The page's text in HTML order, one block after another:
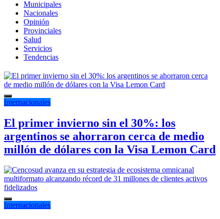
Municipales
Nacionales
Opinión
Provinciales
Salud
Servicios
Tendencias
Internacionales
El primer invierno sin el 30%: los
argentinos se ahorraron cerca de medio
millón de dólares con la Visa Lemon Card
Internacionales